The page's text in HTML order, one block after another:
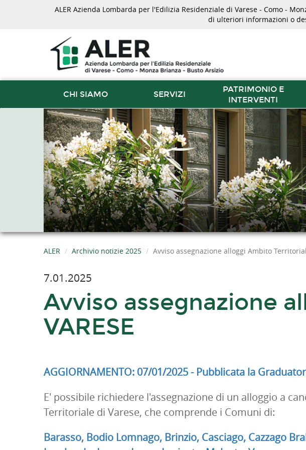
ALER Azienda Lombarda per l'Edilizia Residenziale di Varese - Como -
di ulteriori informazioni o
CHI SIAMO SERVIZI
PATRIMONIO E
INTERVENTI
ALER Archivio notizie 2025 Avviso assegnazione alloggi Ambito
7.01.2025
Avviso assegnazione
VARESE
AGGIORNAMENTO: 07/01/2025 - Pubblicata la
E' possibile richiedere l'assegnazione di un alloggio a
Territoriale di Varese, che comprende i Comuni di:
Barasso, Bodio Lomnago, Brinzio, Casciago, Cazzago